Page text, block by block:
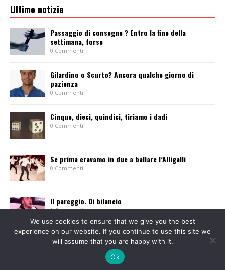
Ultime notizie
Passaggio di consegne ? Entro la fine della
settimana, forse
0 Commenti
Gilardino o Scurto? Ancora qualche giorno di
pazienza
0 Commenti
Cinque, dieci, quindici, tiriamo i dadi
0 Commenti
Se prima eravamo in due a ballare l’Alligalli
0 Commenti
Il pareggio. Di bilancio
0 Commenti
© 2013-2015 Tutti i diritti sono riservati. Giornale l'Eusebiano Soc. Coop. a r.l. - P.
IVA 01584310021 - Via Guala Bicheri, 8 - VERCELLI
We use cookies to ensure that we give you the best
experience on our website. If you continue to use this site we
will assume that you are happy with it.
Ok